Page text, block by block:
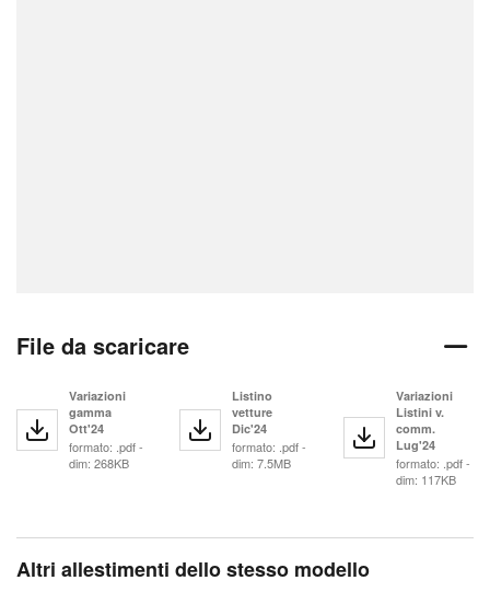
File da scaricare
Variazioni
gamma
Ott'24
formato: .pdf -
dim: 268KB
Listino
vetture
Dic'24
formato: .pdf -
dim: 7.5MB
Variazioni
Listini v.
comm.
Lug'24
formato: .pdf -
dim: 117KB
Altri allestimenti dello stesso modello